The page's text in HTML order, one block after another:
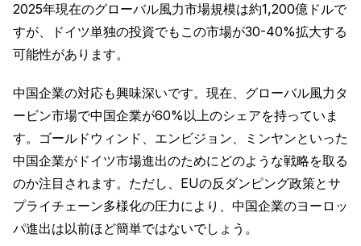
2025年現在のグローバル風力市場規模は約1,200億ドルで
すが、ドイツ単独の投資でもこの市場が30-40%拡大する
可能性があります。
中国企業の対応も興味深いです。現在、グローバル風力タ
ービン市場で中国企業が60%以上のシェアを持っていま
す。ゴールドウィンド、エンビジョン、ミンヤンといった
中国企業がドイツ市場進出のためにどのような戦略を取る
のか注目されます。ただし、EUの反ダンピング政策とサ
プライチェーン多様化の圧力により、中国企業のヨーロッ
パ進出は以前ほど簡単ではないでしょう。